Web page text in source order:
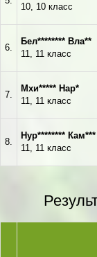
10, 10 класс
6.
Бел******** Вла**
11, 11 класс
7.
Мхи***** Нар*
11, 11 класс
8.
Нур******** Кам***
11, 11 класс